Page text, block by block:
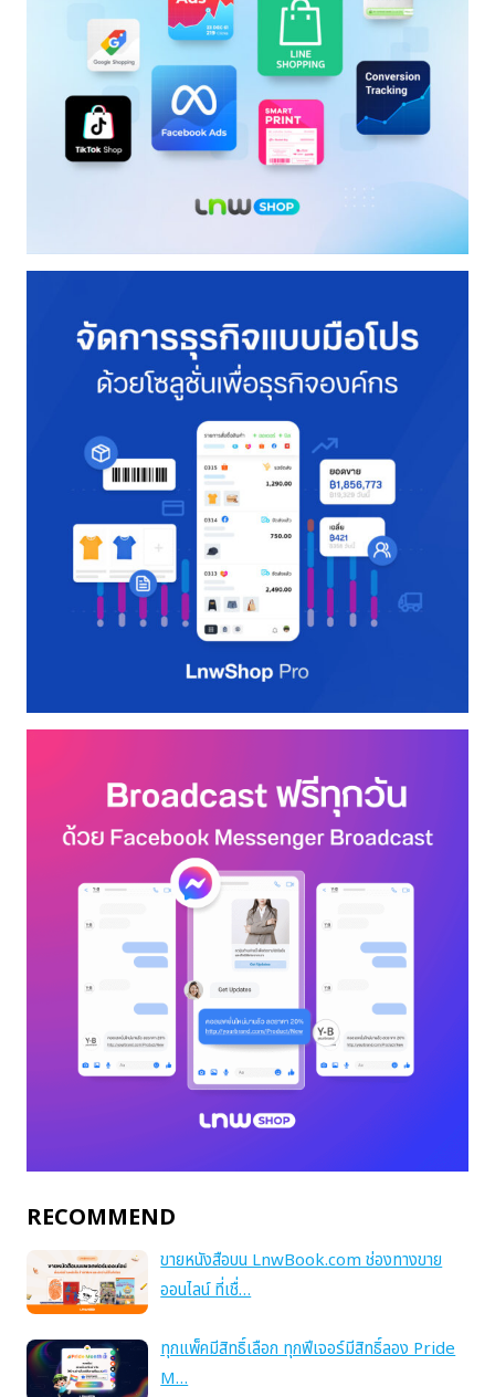
RECOMMEND
ขายหนังสือบน LnwBook.com ช่องทางขาย
ออนไลน์ ที่เชื่…
ทุกแพ็คมีสิทธิ์เลือก ทุกฟีเจอร์มีสิทธิ์ลอง Pride
M…